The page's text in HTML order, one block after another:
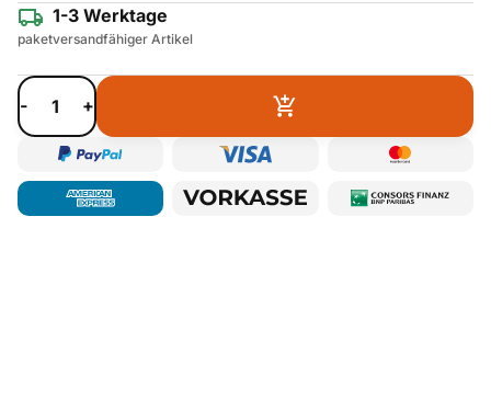
1-3 Werktage
paketversandfähiger Artikel
- +